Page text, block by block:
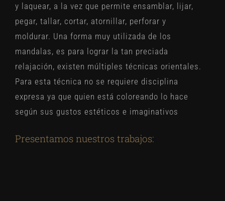
y laquear, a la vez que permite ensamblar, lijar,
pegar, tallar, cortar, atornillar, perforar y
moldurar. Una forma muy utilizada de los
mandalas, es para lograr la tan preciada
relajación, existen múltiples técnicas orientales.
Para esta técnica no se requiere disciplina
expresa ya que quien está coloreando lo hace
según sus gustos estéticos e imaginativos
Presentamos nuestros trabajos: